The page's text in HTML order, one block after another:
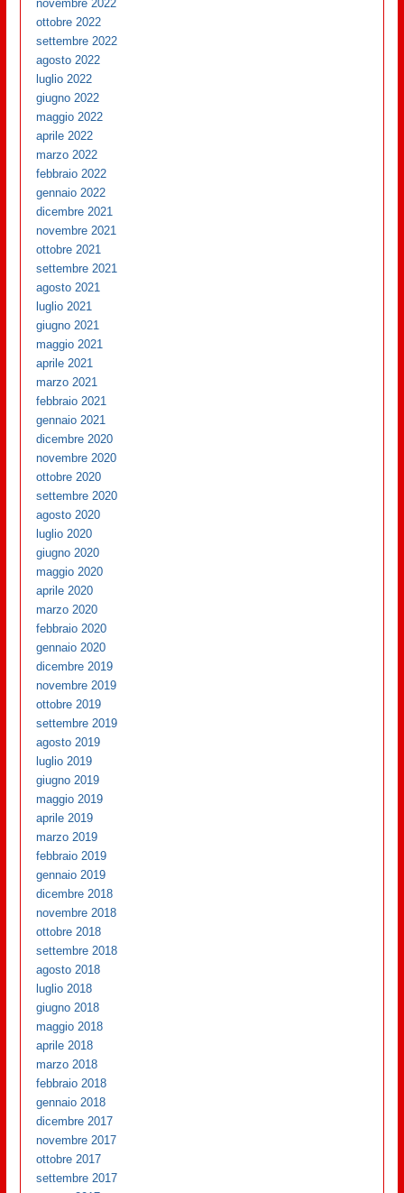
novembre 2022
ottobre 2022
settembre 2022
agosto 2022
luglio 2022
giugno 2022
maggio 2022
aprile 2022
marzo 2022
febbraio 2022
gennaio 2022
dicembre 2021
novembre 2021
ottobre 2021
settembre 2021
agosto 2021
luglio 2021
giugno 2021
maggio 2021
aprile 2021
marzo 2021
febbraio 2021
gennaio 2021
dicembre 2020
novembre 2020
ottobre 2020
settembre 2020
agosto 2020
luglio 2020
giugno 2020
maggio 2020
aprile 2020
marzo 2020
febbraio 2020
gennaio 2020
dicembre 2019
novembre 2019
ottobre 2019
settembre 2019
agosto 2019
luglio 2019
giugno 2019
maggio 2019
aprile 2019
marzo 2019
febbraio 2019
gennaio 2019
dicembre 2018
novembre 2018
ottobre 2018
settembre 2018
agosto 2018
luglio 2018
giugno 2018
maggio 2018
aprile 2018
marzo 2018
febbraio 2018
gennaio 2018
dicembre 2017
novembre 2017
ottobre 2017
settembre 2017